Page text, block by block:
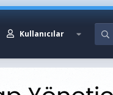
Kullanıcılar